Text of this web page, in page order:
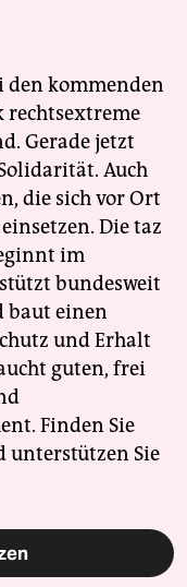
den kommenden
rechtsextreme
Gerade jetzt
Auch
die sich vor Ort
Die taz
im
bundesweit
baut einen
und Erhalt
guten, frei
Finden Sie
unterstützen Sie